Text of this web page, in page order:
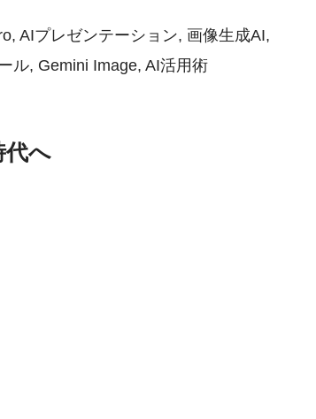
AIプレゼンテーション, 画像生成AI,
ル, Gemini Image, AI活用術
代へ